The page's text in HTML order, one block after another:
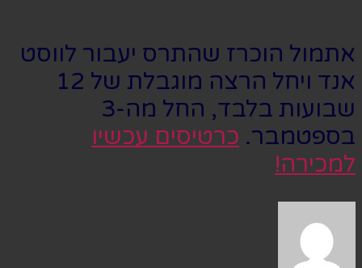
אתמול הוכרז שהתרס יעבור לווסט
אנד ויחל הרצה מוגבלת של 12
שבועות בלבד, החל מה-3
בספטמבר. כרטיסים עכשיו
למכירה!